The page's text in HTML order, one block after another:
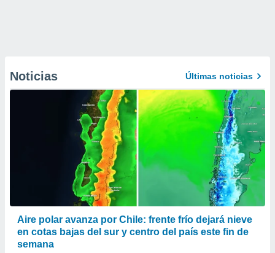
Noticias Últimas noticias
Aire polar avanza por Chile: frente frío dejará nieve
en cotas bajas del sur y centro del país este fin de
semana